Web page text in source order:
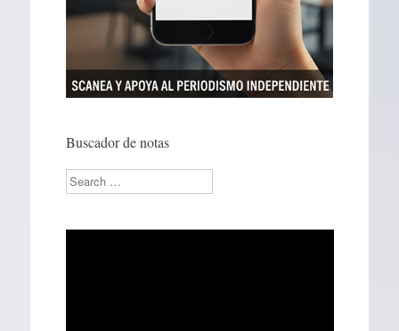
Buscador de notas
Search